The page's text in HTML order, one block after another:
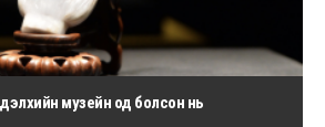
музейн од болсон нь